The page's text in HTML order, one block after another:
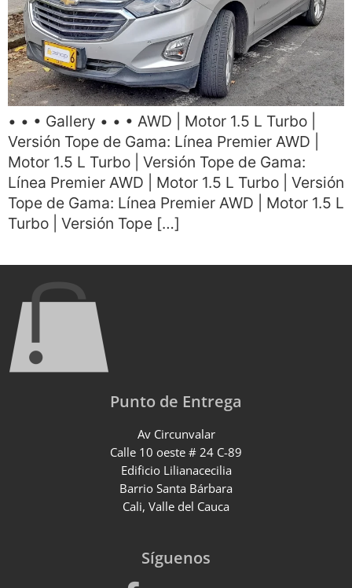
• • • Gallery • • • AWD | Motor 1.5 L Turbo |
Versión Tope de Gama: Línea Premier AWD |
Motor 1.5 L Turbo | Versión Tope de Gama:
Línea Premier AWD | Motor 1.5 L Turbo | Versión
Tope de Gama: Línea Premier AWD | Motor 1.5 L
Turbo | Versión Tope […]
Punto de Entrega
Av Circunvalar
Calle 10 oeste # 24 C-89
Edificio Lilianacecilia
Barrio Santa Bárbara
Cali, Valle del Cauca
Síguenos